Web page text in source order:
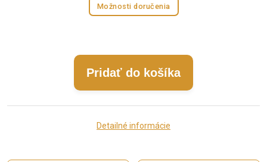
Možnosti doručenia
Pridať do košíka
Detailné informácie